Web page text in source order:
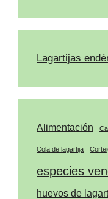
Lagartijas
Alimentación
Cola de lagartija
especies
huevos de